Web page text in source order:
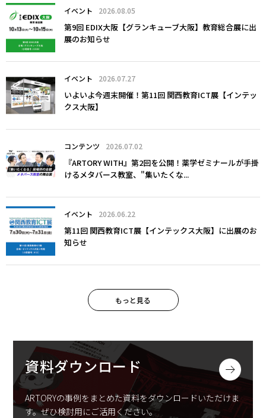
イベント 2026.08.05
第9回 EDIX大阪【グランキューブ大阪】教育総合展に出
展のお知らせ
イベント 2026.07.27
いよいよ今週末開催！第11回 関西教育ICT展【インテッ
クス大阪】
コンテンツ 2026.07.02
『ARTORY WITH』第2回を公開！薬学ゼミナールが手掛
けるメタバース教室、"集いたくな...
イベント 2026.06.22
第11回 関西教育ICT展【インテックス大阪】に出展のお
知らせ
もっと見る
資料ダウンロード
ARTORYの事例をまとめた資料をダウンロードいただけま
す。ぜひ検討用にご活用ください。